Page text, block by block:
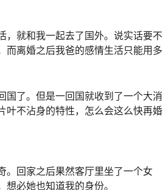
，就和我一起去了国外。说实话要不
而离婚之后我爸的感情生活只能用多
国了。但是一回国就收到了一个大消
叶不沾身的特性，怎么会这么快再婚
。回家之后果然客厅里坐了一个女
必她也知道我的身份。